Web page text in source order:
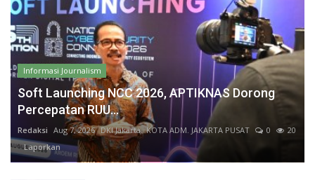
Informasi Journalism
Soft Launching NCC 2026, APTIKNAS Dorong
Percepatan RUU...
Redaksi Aug 7, 2026 DKI Jakarta KOTA ADM. JAKARTA PUSAT 0
20
Laporkan